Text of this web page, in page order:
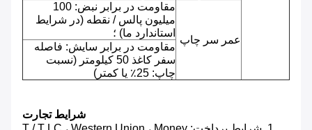
عمر سر چاپ
مقاومت در برابر نبض: 100
میلیون پالس / نقطه (در شرایط
استاندارد ما) ؛
مقاومت در برابر سایش: فاصله
سفر کاغذ 50 کیلومتر (نسبت
چاپ: 25٪ یا کمتر)
شرایط تجارت